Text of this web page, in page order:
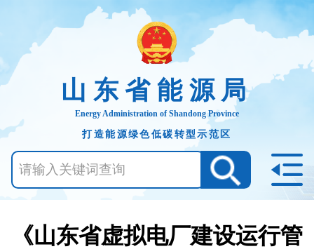
山东省能源局
Energy Administration of Shandong Province
打造能源绿色低碳转型示范区
《山东省虚拟电厂建设运行管